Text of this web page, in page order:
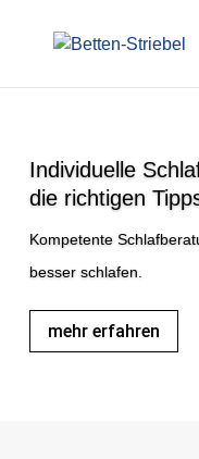
Individuelle
die richtigen
Kompetente
besser schlafen.
mehr erfahren